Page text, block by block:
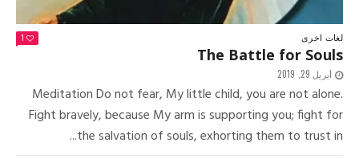
لغات اخرى 1
The Battle for Souls
أبريل 29, 2019
Meditation Do not fear, My little child, you are not alone.
Fight bravely, because My arm is supporting you; fight for
the salvation of souls, exhorting them to trust in...